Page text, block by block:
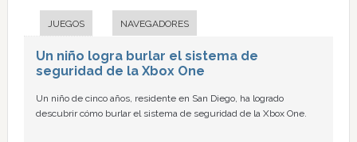
JUEGOS NAVEGADORES
Un niño logra burlar el sistema de
seguridad de la Xbox One
Un niño de cinco años, residente en San Diego, ha logrado
descubrir cómo burlar el sistema de seguridad de la Xbox One.